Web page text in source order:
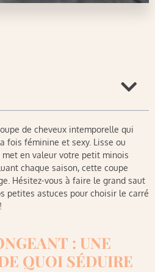
de cheveux intemporelle qui
fois féminine et sexy. Lisse ou
met en valeur votre petit minois
chaque saison, cette coupe
Hésitez-vous à faire le grand saut
petites astuces pour choisir le carré
: UNE
QUOI SÉDUIRE